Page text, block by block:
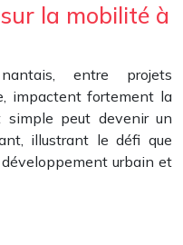
la mobilité à
entre projets
impactent fortement la
simple peut devenir un
illustrant le défi que
urbain et